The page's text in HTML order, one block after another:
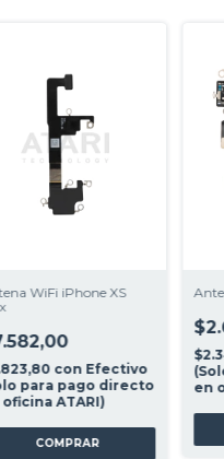
WiFi iPhone XS
con Efectivo
para pago directo
ATARI)
en